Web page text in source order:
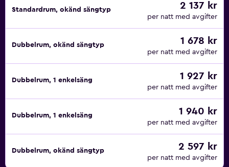
Standardrum, okänd sängtyp 2 137 kr
per natt med avgifter
Dubbelrum, okänd sängtyp 1 678 kr
per natt med avgifter
Dubbelrum, 1 enkelsäng 1 927 kr
per natt med avgifter
Dubbelrum, 1 enkelsäng 1 940 kr
per natt med avgifter
Dubbelrum, okänd sängtyp 2 597 kr
per natt med avgifter